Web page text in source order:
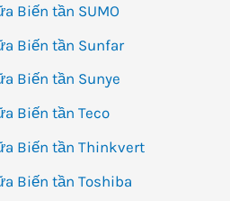
Biến tần SUMO
Biến tần Sunfar
Biến tần Sunye
Biến tần Teco
Biến tần Thinkvert
Biến tần Toshiba